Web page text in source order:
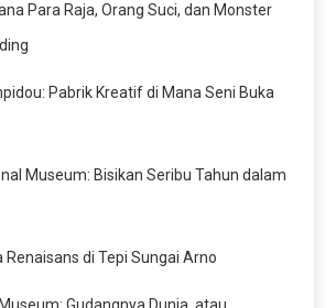
Para Raja, Orang Suci, dan Monster
Pabrik Kreatif di Mana Seni Buka
Museum: Bisikan Seribu Tahun dalam
Renaisans di Tepi Sungai Arno